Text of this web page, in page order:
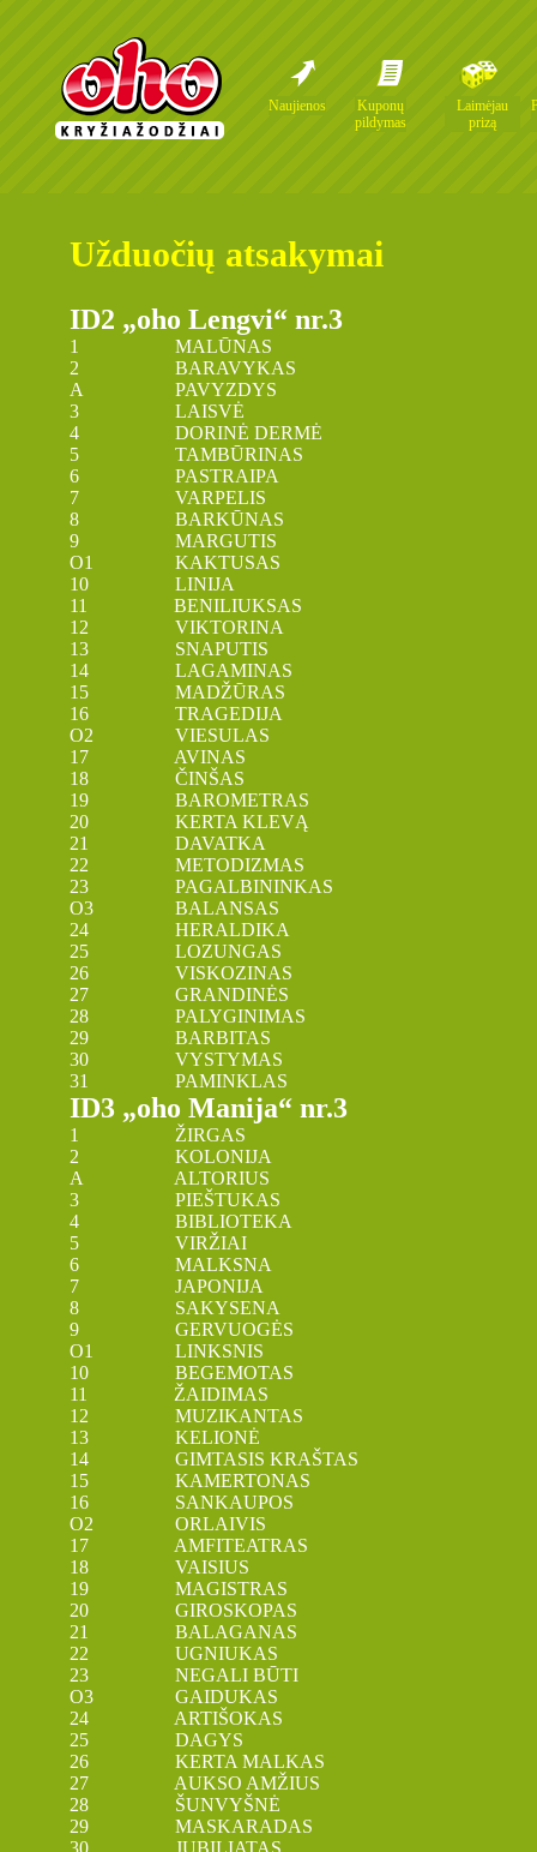
Naujienos
Kuponų
pildymas
Laimėjau
prizą
Užduočių atsakymai
ID2 „oho Lengvi“ nr.3
1 MALŪNAS
2 BARAVYKAS
A PAVYZDYS
3 LAISVĖ
4 DORINĖ DERMĖ
5 TAMBŪRINAS
6 PASTRAIPA
7 VARPELIS
8 BARKŪNAS
9 MARGUTIS
O1 KAKTUSAS
10 LINIJA
11 BENILIUKSAS
12 VIKTORINA
13 SNAPUTIS
14 LAGAMINAS
15 MADŽŪRAS
16 TRAGEDIJA
O2 VIESULAS
17 AVINAS
18 ČINŠAS
19 BAROMETRAS
20 KERTA KLEVĄ
21 DAVATKA
22 METODIZMAS
23 PAGALBININKAS
O3 BALANSAS
24 HERALDIKA
25 LOZUNGAS
26 VISKOZINAS
27 GRANDINĖS
28 PALYGINIMAS
29 BARBITAS
30 VYSTYMAS
31 PAMINKLAS
ID3 „oho Manija“ nr.3
1 ŽIRGAS
2 KOLONIJA
A ALTORIUS
3 PIEŠTUKAS
4 BIBLIOTEKA
5 VIRŽIAI
6 MALKSNA
7 JAPONIJA
8 SAKYSENA
9 GERVUOGĖS
O1 LINKSNIS
10 BEGEMOTAS
11 ŽAIDIMAS
12 MUZIKANTAS
13 KELIONĖ
14 GIMTASIS KRAŠTAS
15 KAMERTONAS
16 SANKAUPOS
O2 ORLAIVIS
17 AMFITEATRAS
18 VAISIUS
19 MAGISTRAS
20 GIROSKOPAS
21 BALAGANAS
22 UGNIUKAS
23 NEGALI BŪTI
O3 GAIDUKAS
24 ARTIŠOKAS
25 DAGYS
26 KERTA MALKAS
27 AUKSO AMŽIUS
28 ŠUNVYŠNĖ
29 MASKARADAS
30 JUBILIATAS